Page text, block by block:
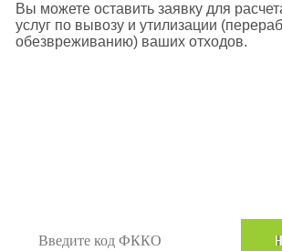
Вы можете оставить заявку для
услуг по вывозу и утилизации
обезвреживанию) ваших отходов.